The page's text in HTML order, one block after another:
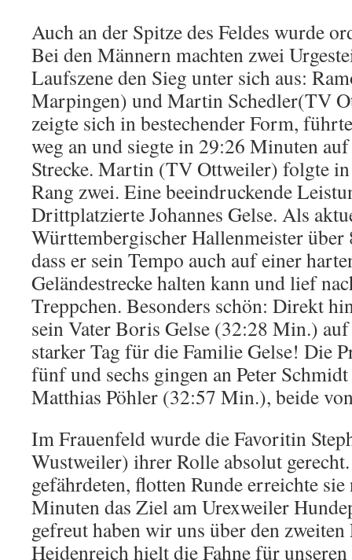
Auch an der Spitze des Feldes wurde
Bei den Männern machten zwei
Laufszene den Sieg unter sich aus:
Marpingen) und Martin Schedler(TV
zeigte sich in bestechender Form,
weg an und siegte in 29:26 Minuten
Strecke. Martin (TV Ottweiler) folgte
Rang zwei. Eine beeindruckende
Drittplatzierte Johannes Gelse. Als
Württembergischer Hallenmeister über
dass er sein Tempo auch auf einer
Geländestrecke halten kann und lief
Treppchen. Besonders schön: Direkt
sein Vater Boris Gelse (32:28 Min.)
starker Tag für die Familie Gelse! Die
fünf und sechs gingen an Peter
Matthias Pöhler (32:57 Min.), beide
Im Frauenfeld wurde die Favoritin
Wustweiler) ihrer Rolle absolut
gefährdeten, flotten Runde erreichte
Minuten das Ziel am Urexweiler
gefreut haben wir uns über den
Heidenreich hielt die Fahne für